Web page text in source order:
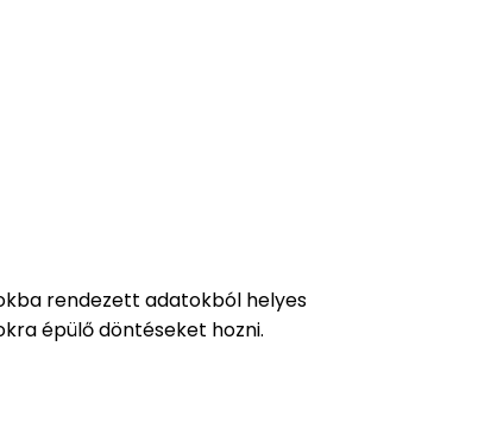
rendezett adatokból helyes
épülő döntéseket hozni.